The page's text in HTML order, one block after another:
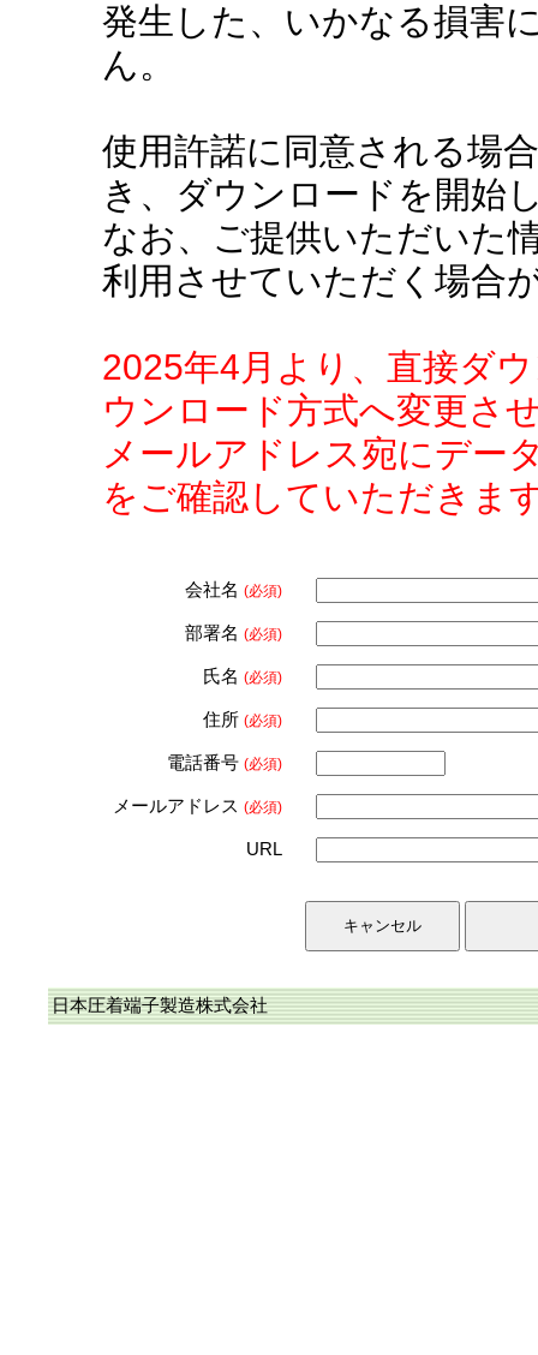
発生した、いかなる損害
ん。
使用許諾に同意される場
き、ダウンロードを開始
なお、ご提供いただいた
利用させていただく場合
2025年4月より、直接ダ
ウンロード方式へ変更さ
メールアドレス宛にデー
をご確認していただきま
会社名 (必須)
部署名 (必須)
氏名 (必須)
住所 (必須)
電話番号 (必須)
メールアドレス (必須)
URL
日本圧着端子製造株式会社